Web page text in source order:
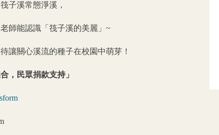
子溪常態淨溪，
師能認識「筏子溪的美麗」~
讓關心溪流的種子在校園中萌芽！
，民眾捐款支持」